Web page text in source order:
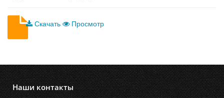
Скачать Просмотр
Наши контакты